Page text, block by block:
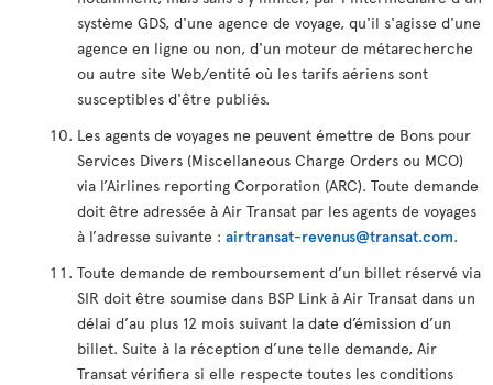
système GDS, d'une agence de voyage, qu'il s'agisse d'une
agence en ligne ou non, d'un moteur de métarecherche
ou autre site Web/entité où les tarifs aériens sont
susceptibles d'être publiés.
Les agents de voyages ne peuvent émettre de Bons pour
Services Divers (Miscellaneous Charge Orders ou MCO)
via l’Airlines reporting Corporation (ARC). Toute demande
doit être adressée à Air Transat par les agents de voyages
à l’adresse suivante : airtransat-revenus@transat.com.
Toute demande de remboursement d’un billet réservé via
SIR doit être soumise dans BSP Link à Air Transat dans un
délai d’au plus 12 mois suivant la date d’émission d’un
billet. Suite à la réception d’une telle demande, Air
Transat vérifiera si elle respecte toutes les conditions